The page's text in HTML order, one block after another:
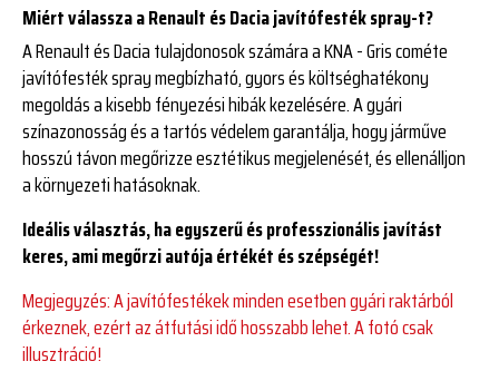
Miért válassza a Renault és Dacia javítófesték spray-t?
A Renault és Dacia tulajdonosok számára a KNA - Gris cométe
javítófesték spray megbízható, gyors és költséghatékony
megoldás a kisebb fényezési hibák kezelésére. A gyári
színazonosság és a tartós védelem garantálja, hogy járműve
hosszú távon megőrizze esztétikus megjelenését, és ellenálljon
a környezeti hatásoknak.
Ideális választás, ha egyszerű és professzionális javítást
keres, ami megőrzi autója értékét és szépségét!
Megjegyzés: A javítófestékek minden esetben gyári raktárból
érkeznek, ezért az átfutási idő hosszabb lehet. A fotó csak
illusztráció!